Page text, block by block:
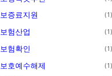
보증료지원 1
보험산업 1
보험확인 1
보호예수해제 1